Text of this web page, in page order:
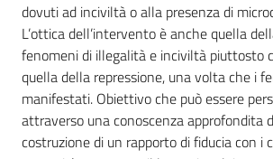
dovuti ad inciviltà o alla presenza di
L’ottica dell’intervento è anche quella
fenomeni di illegalità e inciviltà piuttosto
quella della repressione, una volta che i
manifestati. Obiettivo che può essere
attraverso una conoscenza approfondita
costruzione di un rapporto di fiducia con i